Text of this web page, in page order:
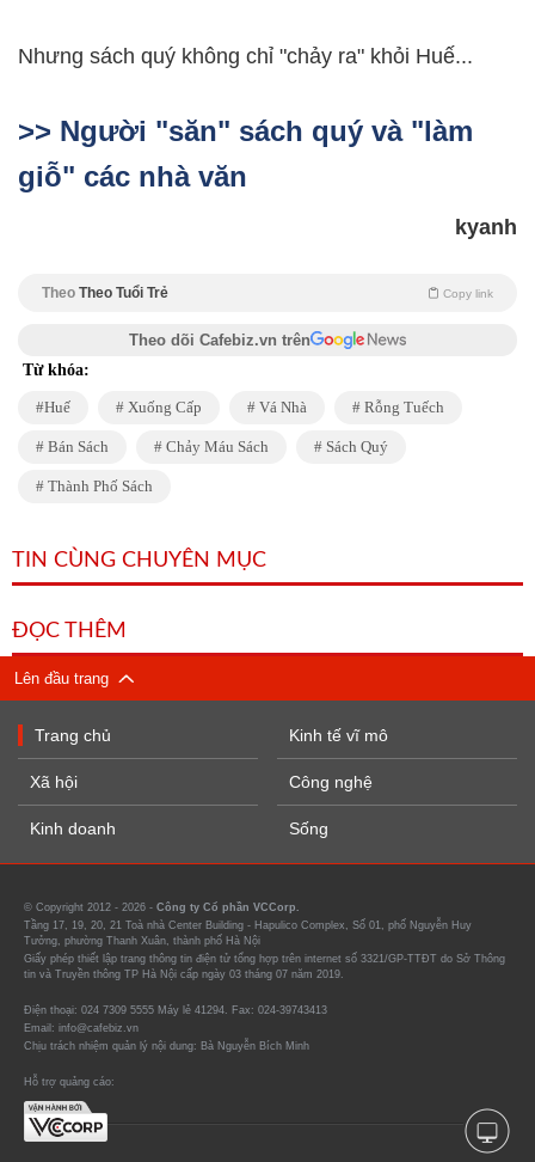
Nhưng sách quý không chỉ "chảy ra" khỏi Huế...
>> Người "săn" sách quý và "làm
giỗ" các nhà văn
kyanh
Theo Theo Tuổi Trẻ Copy link
Theo dõi Cafebiz.vn trên
Từ khóa:
Huế Xuống Cấp Vá Nhà Rỗng Tuếch
Bán Sách Chảy Máu Sách Sách Quý
Thành Phố Sách
TIN CÙNG CHUYÊN MỤC
ĐỌC THÊM
Lên đầu trang
Trang chủ
Xã hội
Kinh doanh
Kinh tế vĩ mô
Công nghệ
Sống
© Copyright 2012 - 2026 - Công ty Cổ phần VCCorp.
Tầng 17, 19, 20, 21 Toà nhà Center Building - Hapulico Complex, Số 01, phố Nguyễn Huy
Tưởng, phường Thanh Xuân, thành phố Hà Nội
Giấy phép thiết lập trang thông tin điện tử tổng hợp trên internet số 3321/GP-TTĐT do Sở Thông
tin và Truyền thông TP Hà Nội cấp ngày 03 tháng 07 năm 2019.
Điện thoại: 024 7309 5555 Máy lẻ 41294. Fax: 024-39743413
Email: info@cafebiz.vn
Chịu trách nhiệm quản lý nội dung: Bà Nguyễn Bích Minh
Hỗ trợ quảng cáo: